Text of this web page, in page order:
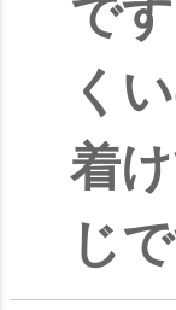
で
く
着
じ